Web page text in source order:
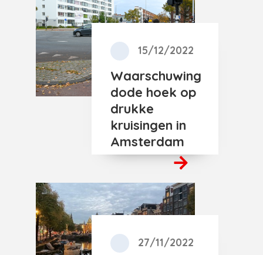
15/12/2022
Waarschuwing
dode hoek op
drukke
kruisingen in
Amsterdam
27/11/2022